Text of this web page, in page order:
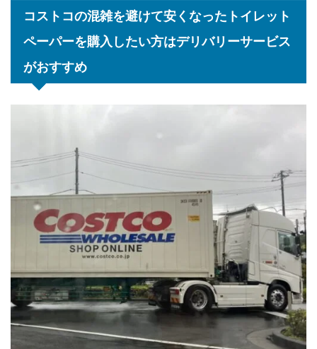
コストコの混雑を避けて安くなったトイレット
ペーパーを購入したい方はデリバリーサービス
がおすすめ